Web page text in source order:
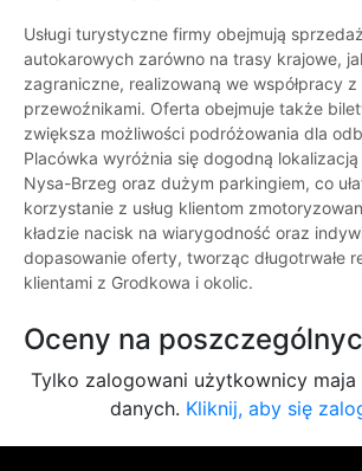
Usługi turystyczne firmy obejmują
autokarowych zarówno na trasy krajowe,
zagraniczne, realizowaną we współpracy
przewoźnikami. Oferta obejmuje także
zwiększa możliwości podróżowania dla
Placówka wyróżnia się dogodną
Nysa-Brzeg oraz dużym parkingiem, co
korzystanie z usług klientom
kładzie nacisk na wiarygodność oraz
dopasowanie oferty, tworząc długotrwałe
klientami z Grodkowa i okolic.
Oceny na
Tylko zalogowani użytkownicy
danych. Kliknij, aby się